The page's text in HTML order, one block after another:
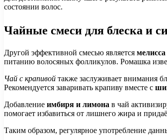
состоянии волос.
Чайные смеси для блеска и
Другой эффективной смесью является
питанию волосяных фолликулов. Ромашка
Чай с крапивой также заслуживает внимания
Рекомендуется заваривать крапиву вместе с
Добавление имбиря и лимона в чай
помогает избавиться от лишнего жира и
Таким образом, регулярное употребление